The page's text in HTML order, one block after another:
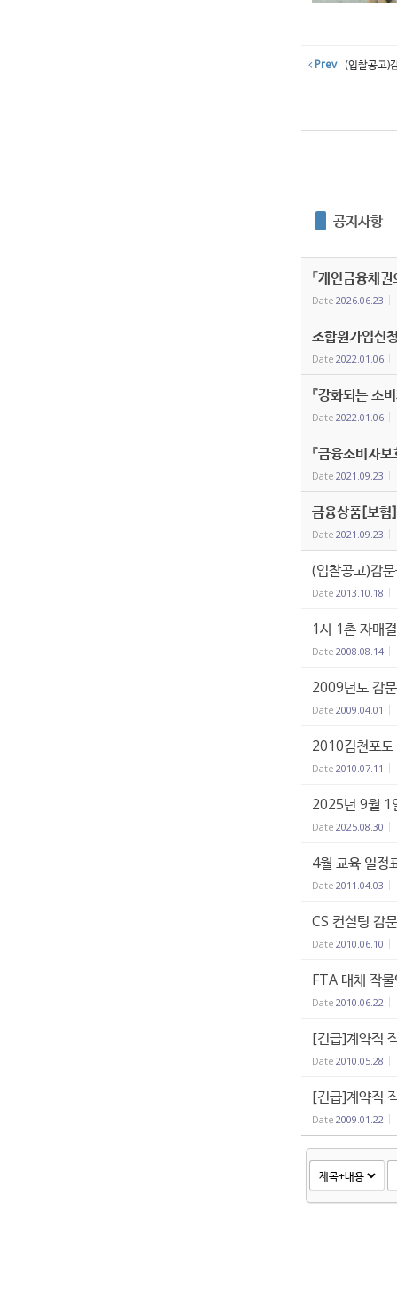
Prev (입찰공고)
공지사항
「개인금융채
Date 2026.06.23
조합원가입신
Date 2022.01.06
『강화되는 소
Date 2022.01.06
『금융소비자
Date 2021.09.23
금융상품[보험
Date 2021.09.23
(입찰공고)감
Date 2013.10.18
1사 1촌 자매
Date 2008.08.14
2009년도 감
Date 2009.04.01
2010김천포도
Date 2010.07.11
2025년 9월 1
Date 2025.08.30
4월 교육 일정
Date 2011.04.03
CS 컨설팅 감
Date 2010.06.10
FTA 대체 작
Date 2010.06.22
[긴급]계약직
Date 2010.05.28
[긴급]계약직
Date 2009.01.22